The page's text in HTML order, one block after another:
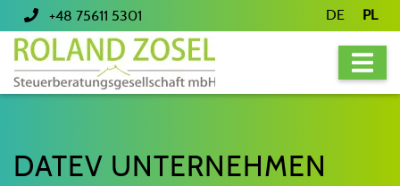
+48 75611 5301 DE PL
DATEV UNTERNEHMEN